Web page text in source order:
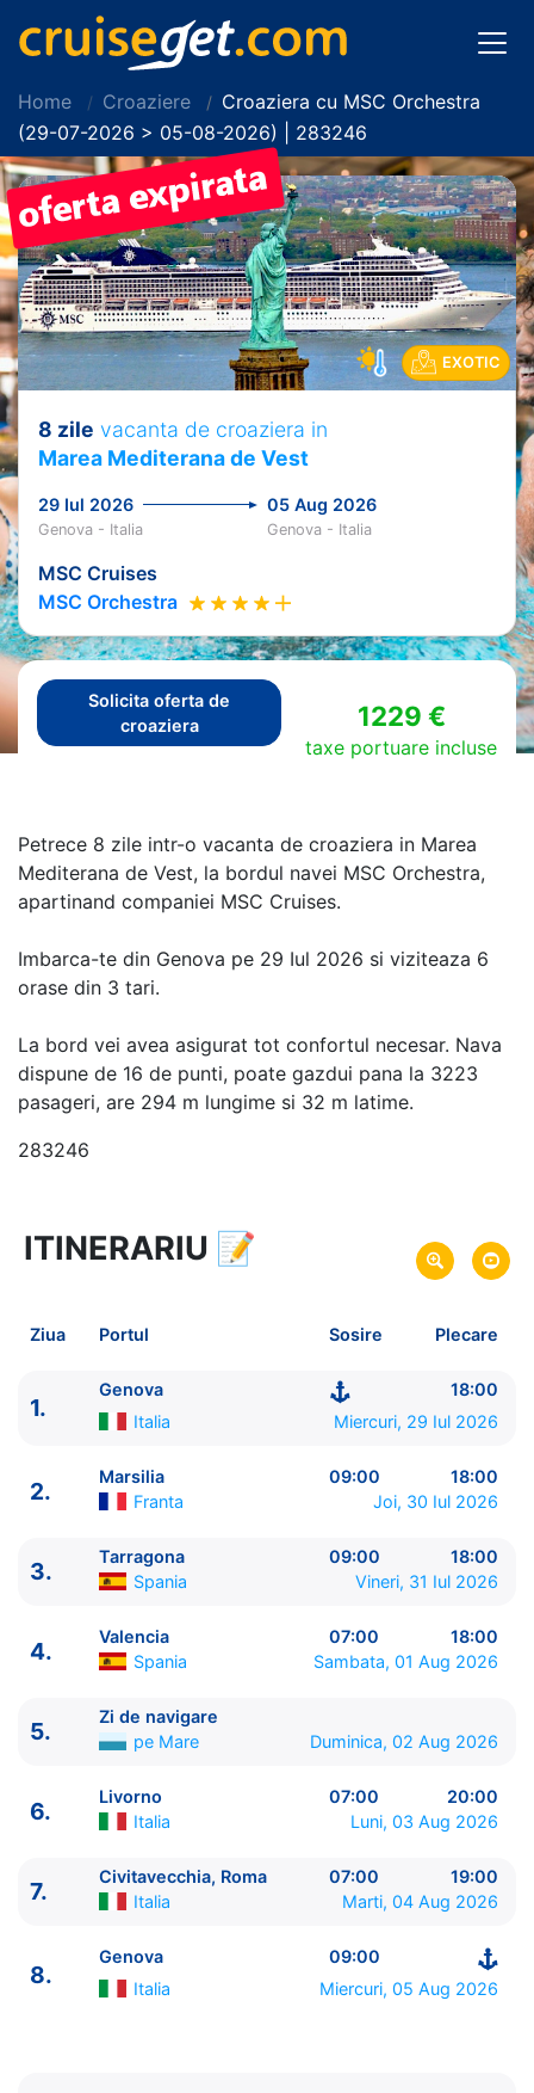
Home Croaziere
Croaziera cu MSC Orchestra
(29-07-2026 > 05-08-2026) | 283246
EXOTIC
8 zile vacanta de croaziera in
Marea Mediterana de Vest
29 Iul 2026 05 Aug 2026
Genova - Italia Genova - Italia
MSC Cruises
MSC Orchestra
Solicita oferta de
croaziera
1229 €
taxe portuare incluse
Petrece 8 zile intr-o vacanta de croaziera in Marea
Mediterana de Vest, la bordul navei MSC Orchestra,
apartinand companiei MSC Cruises.
Imbarca-te din Genova pe 29 Iul 2026 si viziteaza 6
orase din 3 tari.
La bord vei avea asigurat tot confortul necesar. Nava
dispune de 16 de punti, poate gazdui pana la 3223
pasageri, are 294 m lungime si 32 m latime.
283246
8 zile vacanta de croaziera in
Marea Mediterana de Vest -
Plecare pe 29 Iul 2026 din Genova, Italia
MSC Cruises
ITINERARIU
----------------------------------------
1. Genova Italia
Tarragona Spania 09:00 - 18:00
4.
Spania
6.
Livorno Italia
7. Civitavecchia, Roma
07:00 - 19:00
ITINERARIU 📝
Ziua Portul Sosire Plecare
1.
Genova
18:00
Italia
Miercuri, 29 Iul 2026
2.
Marsilia 09:00
18:00
Franta
Joi, 30 Iul 2026
3.
Tarragona 09:00
18:00
Spania
Vineri, 31 Iul 2026
4.
Valencia 07:00
18:00
Spania
Sambata, 01 Aug 2026
5.
Zi de navigare
pe Mare
Duminica, 02 Aug 2026
6.
Livorno 07:00
20:00
Italia
Luni, 03 Aug 2026
7.
Civitavecchia, Roma 07:00
19:00
Italia
Marti, 04 Aug 2026
8.
Genova
09:00
Italia
Miercuri, 05 Aug 2026